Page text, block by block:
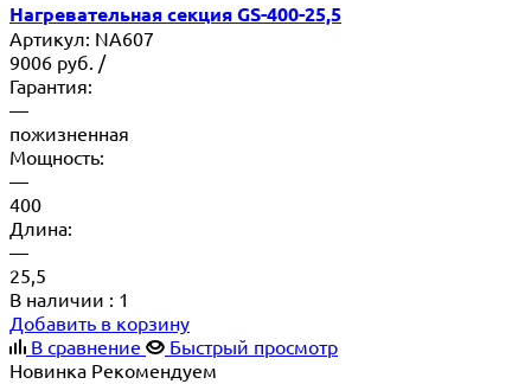
Нагревательная секция GS-400-25,5
Артикул: NA607
9006 руб. /
Гарантия:
—
пожизненная
Мощность:
—
400
Длина:
—
25,5
В наличии : 1
Добавить в корзину
В сравнение
Быстрый просмотр
Новинка Рекомендуем